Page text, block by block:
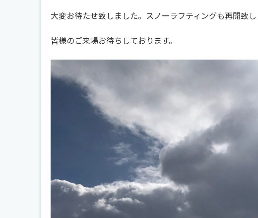
大変お待たせ致しました。スノーラフティングも再開致し
皆様のご来場お待ちしております。